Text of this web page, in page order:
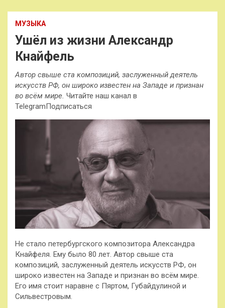
МУЗЫКА
Ушёл из жизни Александр
Кнайфель
Автор свыше ста композиций, заслуженный деятель
искусств РФ, он широко известен на Западе и признан
во всём мире. Читайте наш канал в
TelegramПодписаться
Не стало петербургского композитора Александра
Кнайфеля. Ему было 80 лет. Автор свыше ста
композиций, заслуженный деятель искусств РФ, он
широко известен на Западе и признан во всём мире.
Его имя стоит наравне с Пяртом, Губайдулиной и
Сильвестровым.